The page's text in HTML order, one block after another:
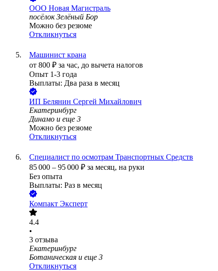
ООО Новая Магистраль
посёлок Зелёный Бор
Можно без резюме
Откликнуться
Машинист крана
от 800 ₽ за час, до вычета налогов
Опыт 1-3 года
Выплаты: Два раза в месяц
ИП Белянин Сергей Михайлович
Екатеринбург
Динамо и еще 3
Можно без резюме
Откликнуться
Специалист по осмотрам Транспортных Средств
85 000 – 95 000 ₽ за месяц, на руки
Без опыта
Выплаты: Раз в месяц
Компакт Эксперт
4.4
•
3 отзыва
Екатеринбург
Ботаническая и еще 3
Откликнуться